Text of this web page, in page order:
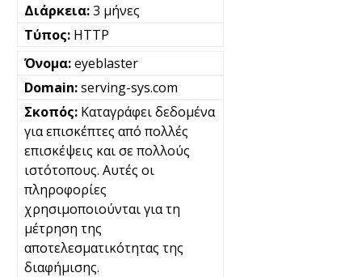
3 μήνες
HTTP
eyeblaster
serving-sys.com
Καταγράφει δεδομένα
για επισκέπτες από πολλές
επισκέψεις και σε πολλούς
ιστότοπους. Αυτές οι
πληροφορίες
χρησιμοποιούνται για τη
μέτρηση της
αποτελεσματικότητας της
διαφήμισης.